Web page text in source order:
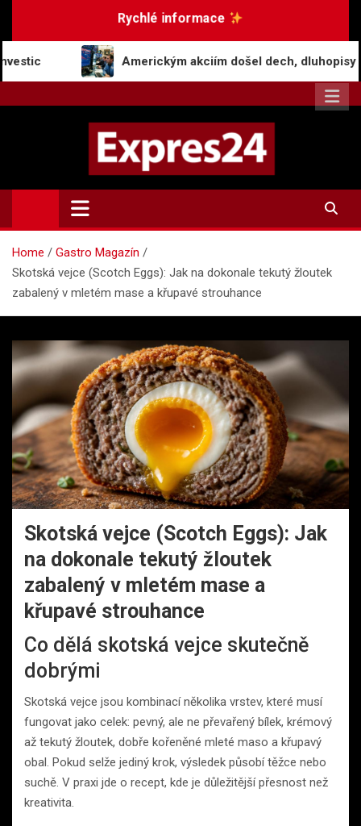
Rychlé informace
Americkým akciím došel dech, dluhopisy
Expres24.cz
Rychlé zprávy po celý den
Home
Gastro Magazín
Skotská vejce (Scotch Eggs): Jak na dokonale tekutý žloutek
zabalený v mletém mase a křupavé strouhance
Skotská vejce (Scotch Eggs): Jak
na dokonale tekutý žloutek
zabalený v mletém mase a
křupavé strouhance
Co dělá skotská vejce skutečně
dobrými
Skotská vejce jsou kombinací několika vrstev, které musí
fungovat jako celek: pevný, ale ne převařený bílek, krémový
až tekutý žloutek, dobře kořeněné mleté maso a křupavý
obal. Pokud selže jediný krok, výsledek působí těžce nebo
suchě. V praxi jde o recept, kde je důležitější přesnost než
kreativita.